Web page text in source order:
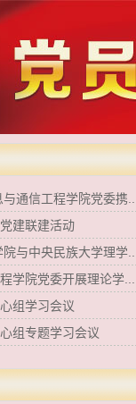
通信工程学院党委携
建联建活动
与中央民族大学理学
学院党委开展理论学...
组学习会议
组专题学习会议